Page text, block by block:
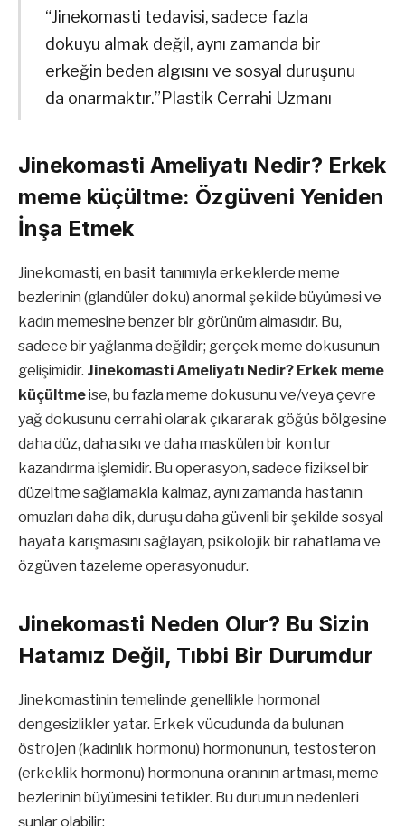
“Jinekomasti tedavisi, sadece fazla
dokuyu almak değil, aynı zamanda bir
erkeğin beden algısını ve sosyal duruşunu
da onarmaktır.”Plastik Cerrahi Uzmanı
Jinekomasti Ameliyatı Nedir? Erkek
meme küçültme: Özgüveni Yeniden
İnşa Etmek
Jinekomasti, en basit tanımıyla erkeklerde meme
bezlerinin (glandüler doku) anormal şekilde büyümesi ve
kadın memesine benzer bir görünüm almasıdır. Bu,
sadece bir yağlanma değildir; gerçek meme dokusunun
gelişimidir. Jinekomasti Ameliyatı Nedir? Erkek meme
küçültmeise, bu fazla meme dokusunu ve/veya çevre
yağ dokusunu cerrahi olarak çıkararak göğüs bölgesine
daha düz, daha sıkı ve daha maskülen bir kontur
kazandırma işlemidir. Bu operasyon, sadece fiziksel bir
düzeltme sağlamakla kalmaz, aynı zamanda hastanın
omuzları daha dik, duruşu daha güvenli bir şekilde sosyal
hayata karışmasını sağlayan, psikolojik bir rahatlama ve
özgüven tazeleme operasyonudur.
Jinekomasti Neden Olur? Bu Sizin
Hatamız Değil, Tıbbi Bir Durumdur
Jinekomastinin temelinde genellikle hormonal
dengesizlikler yatar. Erkek vücudunda da bulunan
östrojen (kadınlık hormonu) hormonunun, testosteron
(erkeklik hormonu) hormonuna oranının artması, meme
bezlerinin büyümesini tetikler. Bu durumun nedenleri
şunlar olabilir: